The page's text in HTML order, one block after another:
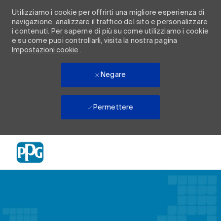
Utilizziamo i cookie per offrirti una migliore esperienza di
navigazione, analizzare il traffico del sito e personalizzare
i contenuti. Per saperne di più su come utilizziamo i cookie
e su come puoi controllarli, visita la nostra pagina
Impostazioni cookie .
Negare
Permettere